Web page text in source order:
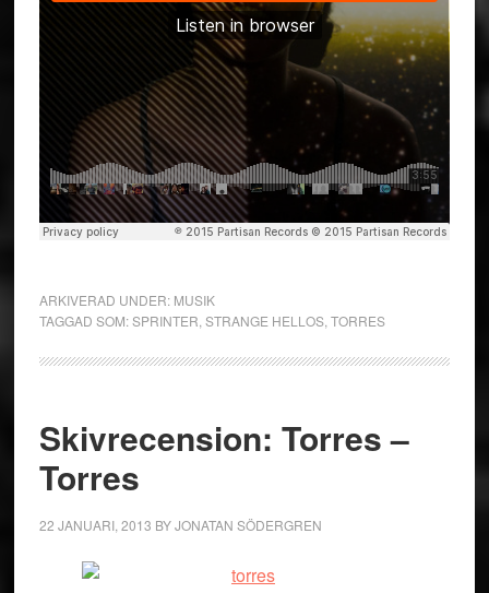
ARKIVERAD UNDER: MUSIK
TAGGAD SOM:SPRINTER STRANGE HELLOS, TORRES
Skivrecension: Torres –
Torres
22 JANUARI, 2013 BYJONATAN SÖDERGREN